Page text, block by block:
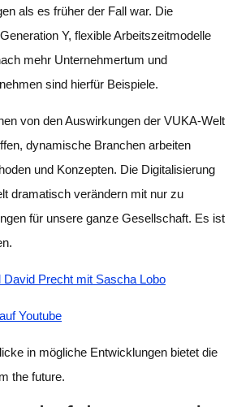
als es früher der Fall war. Die
Y, flexible Arbeitszeitmodelle
mehr Unternehmertum und
sind hierfür Beispiele.
von den Auswirkungen der VUKA-Welt
dynamische Branchen arbeiten
und Konzepten. Die Digitalisierung
dramatisch verändern mit nur zu
für unsere ganze Gesellschaft. Es ist
Precht mit Sascha Lobo
Youtube
in mögliche Entwicklungen bietet die
the future.